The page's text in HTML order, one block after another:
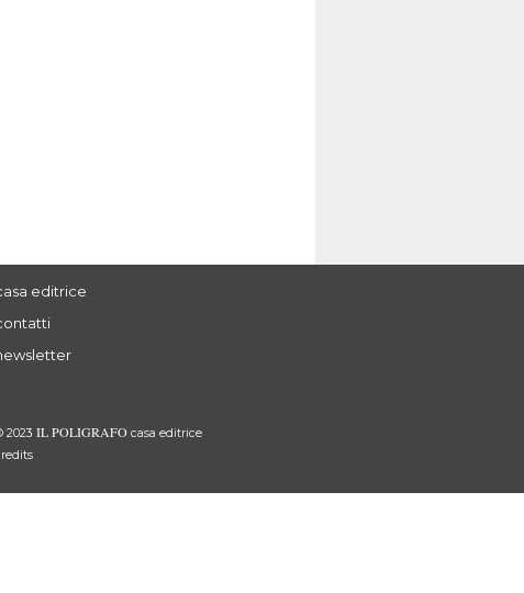
editrice
2023 IL POLIGRAFO casa editrice